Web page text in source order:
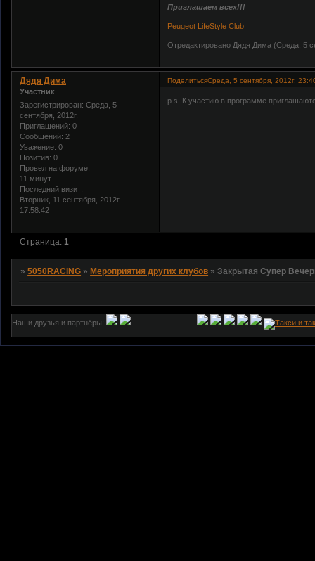
Приглашаем всех!!!
Peugeot LifeStyle Club
Отредактировано Дядя Дима (Среда, 5
ПоделитьсяСреда, 5 сентября, 2012г.
Дядя Дима
Участник
Зарегистрирован: Среда, 5
сентября, 2012г.
Приглашений: 0
Сообщений: 2
Уважение: 0
Позитив: 0
Провел на форуме:
11 минут
Последний визит:
Вторник, 11 сентября, 2012г.
17:58:42
p.s. К участию в программе
Страница:1
»5050RACING »Мероприятия других клубов »Закрытая Супер
Наши друзья и партнёры: